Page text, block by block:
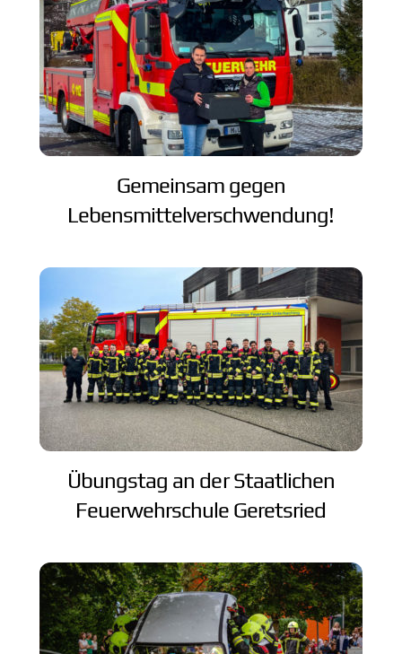
Gemeinsam gegen
Lebensmittelverschwendung!
Übungstag an der Staatlichen
Feuerwehrschule Geretsried